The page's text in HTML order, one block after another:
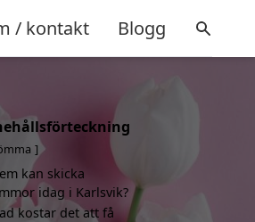
/ kontakt Blogg
kan skicka
idag i Karlsvik?
kostar det att få